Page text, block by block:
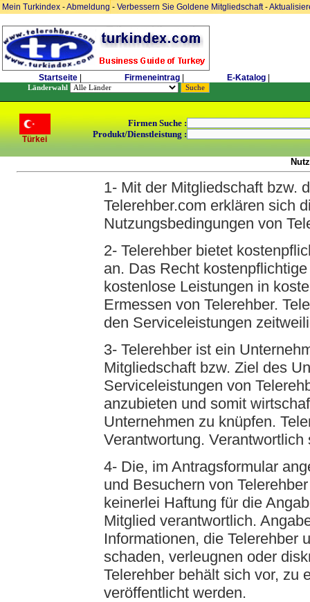
Mein Turkindex -Abmeldung- Verbessern Sie Goldene Mitgliedschaft-
Startseite Firmeneintrag E-Katalog
Länderwahl
Türkei
Firmen Suche :
Produkt/Dienstleistung :
1- Mit der Mitgliedschaft bzw.
Telerehber.com erklären sich
Nutzungsbedingungen von
2- Telerehber bietet
an. Das Recht
kostenlose Leistungen in
Ermessen von Telerehber.
den Serviceleistungen
3- Telerehber ist ein
Mitgliedschaft bzw. Ziel des
Serviceleistungen von
anzubieten und somit
Unternehmen zu knüpfen.
Verantwortung.
4- Die, im Antragsformular
und Besuchern von
keinerlei Haftung für die
Mitglied verantwortlich.
Informationen, die Telerehber
schaden, verleugnen oder
Telerehber behält sich vor, zu
veröffentlicht werden.